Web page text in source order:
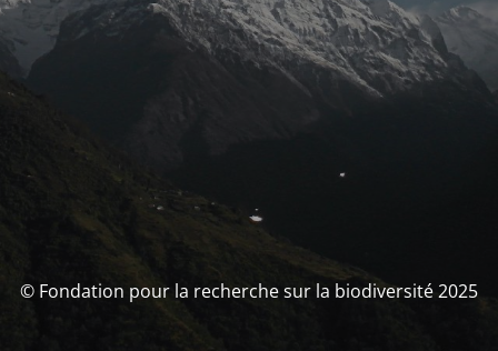
© Fondation pour la recherche sur la biodiversité 2025